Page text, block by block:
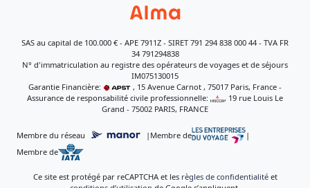
SAS au capital de 100.000 € - APE 7911Z - SIRET 791 294 838 000 44 - TVA FR
34 791294838
N° d'immatriculation au registre des opérateurs de voyages et de séjours
IM075130015
Garantie Financière:
, 15 Avenue Carnot , 75017 Paris, France -
Assurance de responsabilité civile professionnelle:
, 19 rue Louis Le
Grand - 75002 PARIS, FRANCE
Membre du réseau | Membre de
|
Membre de
Ce site est protégé par reCAPTCHA et les règles de confidentialitéet